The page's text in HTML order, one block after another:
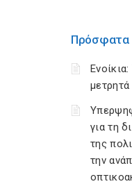
Πρόσφατα
για τη
της
την